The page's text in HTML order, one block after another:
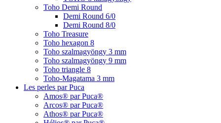
Toho Demi Round
Demi Round 6/0
Demi Round 8/0
Toho Treasure
Toho hexagon 8
Toho szalmagyöngy 3 mm
Toho szalmagyöngy 9 mm
Toho triangle 8
Toho-Magatama 3 mm
Les perles par Puca
Amos® par Puca®
Arcos® par Puca®
Athos® par Puca®